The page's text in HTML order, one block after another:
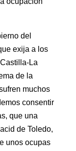
del
exija a los
La
de la
muchos
consentir
que una
de Toledo,
unos ocupas